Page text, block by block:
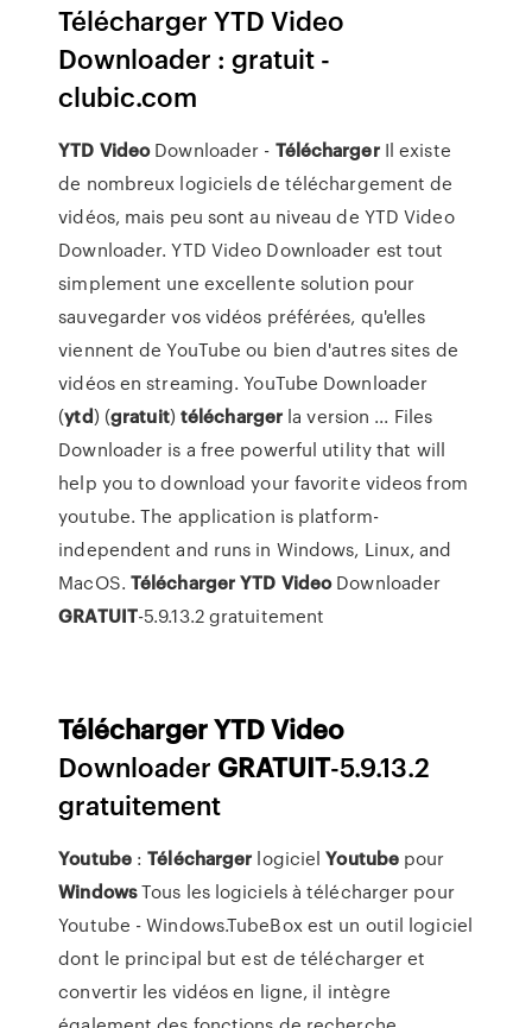
Télécharger YTD Video
Downloader : gratuit -
clubic.com
YTD VideoDownloader - TéléchargerIl existe
de nombreux logiciels de téléchargement de
vidéos, mais peu sont au niveau de YTD Video
Downloader. YTD Video Downloader est tout
simplement une excellente solution pour
sauvegarder vos vidéos préférées, qu'elles
viennent de YouTube ou bien d'autres sites de
vidéos en streaming. YouTube Downloader
(ytd) (gratuit) télécharger la version ... Files
Downloader is a free powerful utility that will
help you to download your favorite videos from
youtube. The application is platform-
independent and runs in Windows, Linux, and
MacOS. TéléchargerYTD VideoDownloader
GRATUIT-5.9.13.2 gratuitement
TéléchargerYTDVideo
Downloader GRATUIT-5.9.13.2
gratuitement
Youtube:Télécharger logicielYoutube pour
WindowsTous les logiciels à télécharger pour
Youtube - Windows.TubeBox est un outil logiciel
dont le principal but est de télécharger et
convertir les vidéos en ligne, il intègre